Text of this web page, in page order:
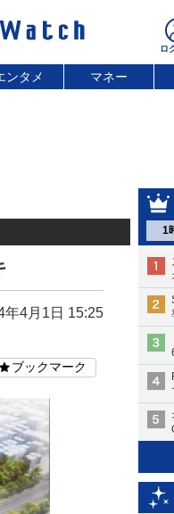
ンタメ マネー
1
年4月1日 15:25
ブックマーク